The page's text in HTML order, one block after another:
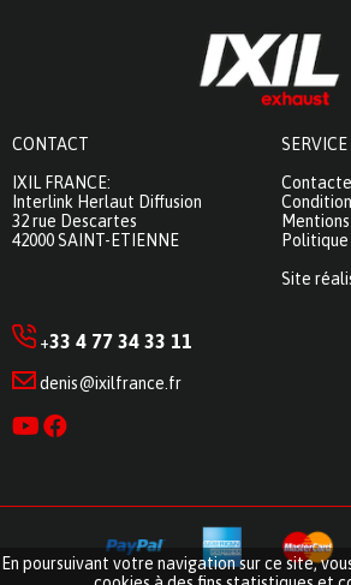
CONTACT
IXIL FRANCE:
Interlink Herlaut Diffusion
32 rue Descartes
42000 SAINT-ETIENNE
Site
+33 4 77 34 33 11
denis@ixilfrance.fr
En poursuivant votre navigation sur ce site,